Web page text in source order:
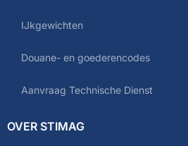
IJkgewichten
Douane- en goederencodes
Aanvraag Technische Dienst
OVER STIMAG